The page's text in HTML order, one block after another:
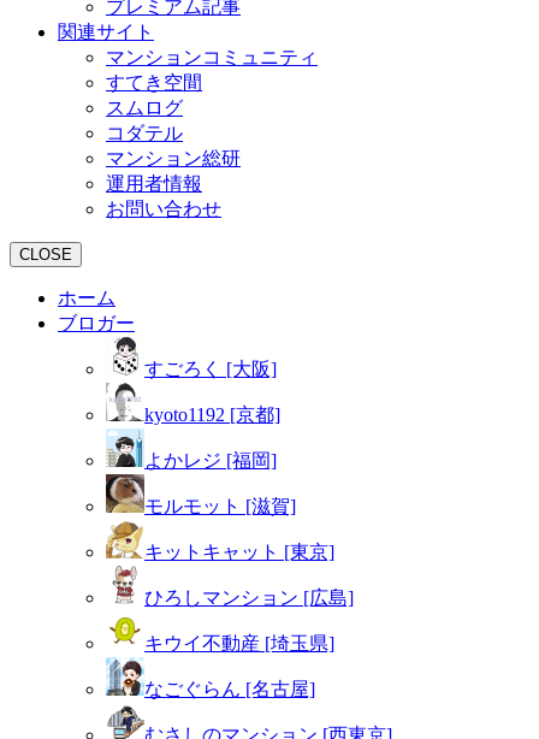
プレミアム記事
関連サイト
マンションコミュニティ
すてき空間
スムログ
コダテル
マンション総研
運用者情報
お問い合わせ
CLOSE
ホーム
ブロガー
すごろく [大阪]
kyoto1192 [京都]
よかレジ [福岡]
モルモット [滋賀]
キットキャット [東京]
ひろしマンション [広島]
キウイ不動産 [埼玉県]
なごぐらん [名古屋]
むさしのマンション [西東京]